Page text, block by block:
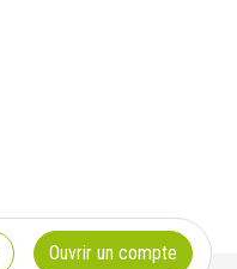
Ouvrir un compte